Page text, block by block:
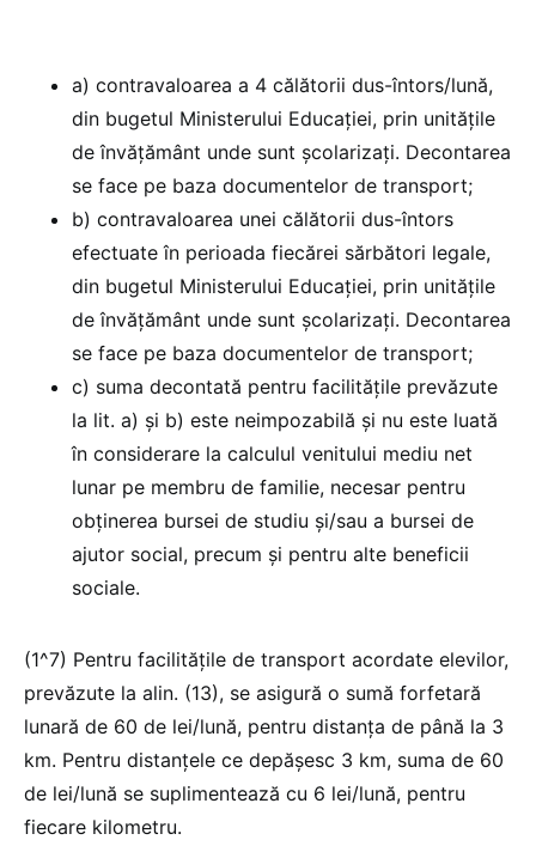
a) contravaloarea a 4 călătorii dus-întors/lună,
din bugetul Ministerului Educației, prin unitățile
de învățământ unde sunt școlarizați. Decontarea
se face pe baza documentelor de transport;
b) contravaloarea unei călătorii dus-întors
efectuate în perioada fiecărei sărbători legale,
din bugetul Ministerului Educației, prin unitățile
de învățământ unde sunt școlarizați. Decontarea
se face pe baza documentelor de transport;
c) suma decontată pentru facilitățile prevăzute
la lit. a) și b) este neimpozabilă și nu este luată
în considerare la calculul venitului mediu net
lunar pe membru de familie, necesar pentru
obținerea bursei de studiu și/sau a bursei de
ajutor social, precum și pentru alte beneficii
sociale.
(1^7) Pentru facilitățile de transport acordate elevilor,
prevăzute la alin. (13), se asigură o sumă forfetară
lunară de 60 de lei/lună, pentru distanța de până la 3
km. Pentru distanțele ce depășesc 3 km, suma de 60
de lei/lună se suplimentează cu 6 lei/lună, pentru
fiecare kilometru.